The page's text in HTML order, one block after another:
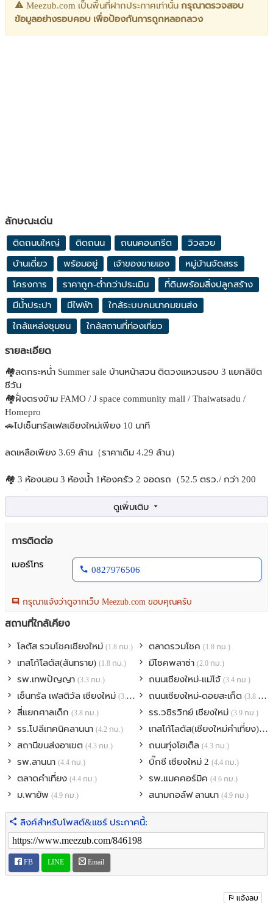
Meezub.com เป็นพื้นที่ฝากประกาศเท่านั้น กรุณาตรวจสอบ
ข้อมูลอย่างรอบคอบ เพื่อป้องกันการถูกหลอกลวง
ลักษณะเด่น
ติดถนนใหญ่ ติดถนน ถนนคอนกรีต วิวสวย
บ้านเดี่ยว พร้อมอยู่ เจ้าของขายเอง หมู่บ้านจัดสรร
โครงการ ราคาถูก-ต่ำกว่าประเมิน ที่ดินพร้อมสิ่งปลูกสร้าง
มีน้ำประปา มีไฟฟ้า ใกล้ระบบคมนาคมขนส่ง
ใกล้แหล่งชุมชน ใกล้สถานที่ท่องเที่ยว
รายละเอียด
🏘️ลดกระหน่ำ Summer sale บ้านหน้าสวน ติดวงแหวนรอบ 3 แยกลิขิต
ชีวัน
🏘️ฝั่งตรงข้าม FAMO / J space community mall / Thaiwatsadu /
Homepro
🚗ไปเซ็นทรัลเฟสเชียงใหม่เพียง 10 นาที
ลดเหลือเพียง 3.69 ล้าน（ราคาเดิม 4.29 ล้าน）
🏘️ 3 ห้องนอน 3 ห้องน้ำ 1ห้องครัว 2 จอดรถ（52.5 ตรว./ กว่า 200
ตรม. )
🏘️บ้านคุณภาพ สภาพแวดล้อมดี
🏘️ทำเลศักยภาพ เดินทางสะดวก
🏘️ทิศบ้าน ทิศใต้ ลมดีตลอดทั้งวัน
🚗 สถานที่ใกล้เคียง 🚗
🏫 โรงเรียนนานาชาติ Nis
🏫 มหาลัยพายับ
🛍️ FAMO community mall
🛍️ J space community mall
🛍️ Thaiwatsadu / Homepro
🛍️ มีโชค รวมโชค community mall
🛍️ ตลาดภูดอย
🛍️ ตลาดกาดสามแยก
🛍️ เซ็นทรัลเฟสติวัล
🏥 โรงพยาบาลกรุงเทพ
🛍️ แม็คโค
🏌️ สนามกอล์ฟแม่โจ้
🎁🎁🎁 ของแถมฟรี 🎁🎁🎁
🎁 ฮูดดูดควัน เตา
🎁 ปั๊มน้ำ แท็งค์น้ํา
🎁 แอร์ 3 เครื่อง
การติดต่อ
เบอร์โทร
0827976506
กรุณาแจ้งว่าดูจากเว็บ Meezub.com ขอบคุณครับ
สถานที่ใกล้เคียง
โลตัส รวมโชคเชียงใหม่ (1.8 กม.) ตลาดรวมโชค (1.8 กม.)
เทสโก้โลตัส(สันทราย) (1.8 กม.) มีโชคพลาซ่า (2.0 กม.)
รพ.เทพปัญญา (3.3 กม.) ถนนเชียงใหม่-แม่โจ้ (3.4 กม.)
เซ็นทรัล เฟสติวัล เชียงใหม่ (3.4 กม.) ถนนเชียงใหม่-ดอยสะเก็ด (3.8 กม.)
สี่แยกศาลเด็ก (3.8 กม.) รร.วชิรวิทย์ เชียงใหม่ (3.9 กม.)
รร.โปลีเทคนิคลานนา (4.2 กม.) เทสโก้โลตัส(เชียงใหม่คำเที่ยง)
สถานีขนส่งอาเขต (4.3 กม.) ถนนทุ่งโฮเต็ล (4.3 กม.)
รพ.ลานนา (4.4 กม.) บิ๊กซี เชียงใหม่ 2 (4.4 กม.)
ตลาดคำเที่ยง (4.4 กม.) รพ.แมคคอร์มิค (4.6 กม.)
ม.พายัพ (4.9 กม.) สนามกอล์ฟ ลานนา (4.9 กม.)
ลิงค์สำหรับโพสต์&แชร์ ประกาศนี้:
FB LINE Email
แจ้งลบ